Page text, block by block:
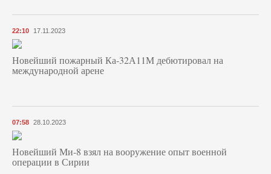
22:10 17.11.2023
Новейший пожарный Ка-32А11М дебютировал на
международной арене
07:58 28.10.2023
Новейший Ми-8 взял на вооружение опыт военной
операции в Сирии